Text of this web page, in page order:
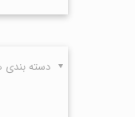
دسته بندی ها